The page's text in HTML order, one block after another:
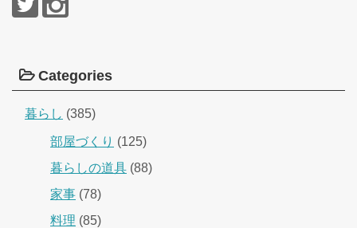
Categories
暮らし (385)
部屋づくり (125)
暮らしの道具 (88)
家事 (78)
料理 (85)